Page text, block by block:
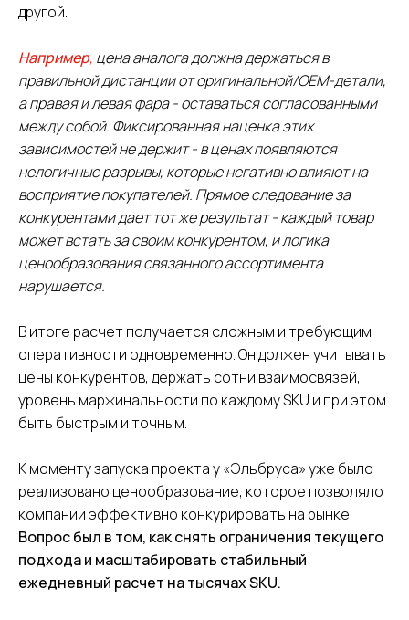
другой.
Например, цена аналога должна держаться в
правильной дистанции от оригинальной/OEM-детали,
а правая и левая фара - оставаться согласованными
между собой. Фиксированная наценка этих
зависимостей не держит - в ценах появляются
нелогичные разрывы, которые негативно влияют на
восприятие покупателей. Прямое следование за
конкурентами дает тот же результат - каждый товар
может встать за своим конкурентом, и логика
ценообразования связанного ассортимента
нарушается.
В итоге расчет получается сложным и требующим
оперативности одновременно. Он должен учитывать
цены конкурентов, держать сотни взаимосвязей,
уровень маржинальности по каждому SKU и при этом
быть быстрым и точным.
К моменту запуска проекта у «Эльбруса» уже было
реализовано ценообразование, которое позволяло
компании эффективно конкурировать на рынке.
Вопрос был в том, как снять ограничения текущего
подхода и масштабировать стабильный
ежедневный расчет на тысячах SKU.